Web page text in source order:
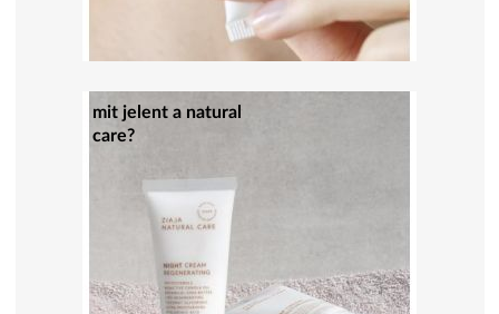
mit jelent a natural
care?